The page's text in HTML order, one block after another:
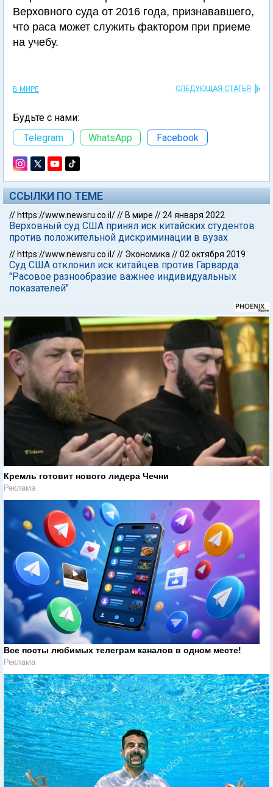
Верховного суда от 2016 года, признававшего,
что раса может служить фактором при приеме
на учебу.
В МИРЕ СЛЕДУЮЩАЯ СТАТЬЯ
Будьте с нами:
Telegram
WhatsApp Facebook
ССЫЛКИ ПО ТЕМЕ
// https://www.newsru.co.il/// В мире //24 января 2022
Верховный суд США принял иск китайских студентов
против положительной дискриминации в вузах
// https://www.newsru.co.il/// Экономика //02 октября 2019
Суд США отклонил иск китайцев против Гарварда:
"Расовое разнообразие важнее индивидуальных
показателей"
Кремль готовит нового лидера Чечни
Реклама
Все посты любимых телеграм каналов в одном месте!
Реклама